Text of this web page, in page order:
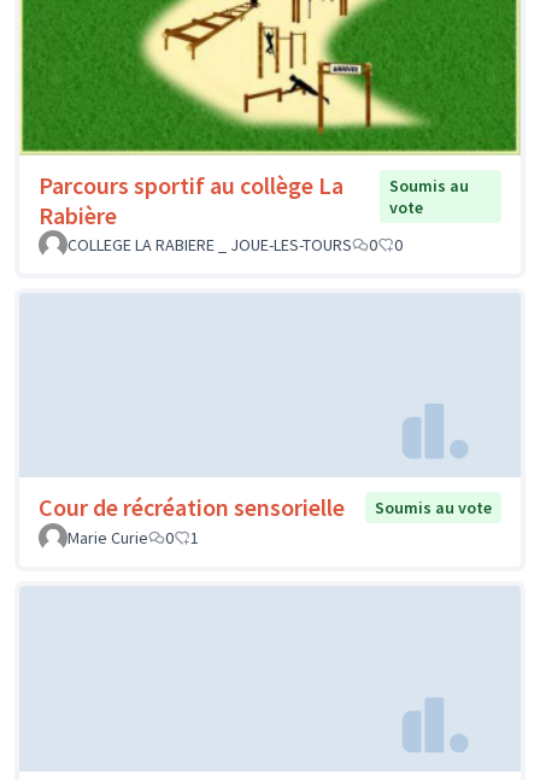
Parcours sportif au collège La
Rabière
Soumis au
vote
COLLEGE LA RABIERE _ JOUE-LES-TOURS
0 0
Cour de récréation sensorielle
Soumis au vote
Marie Curie
0 1